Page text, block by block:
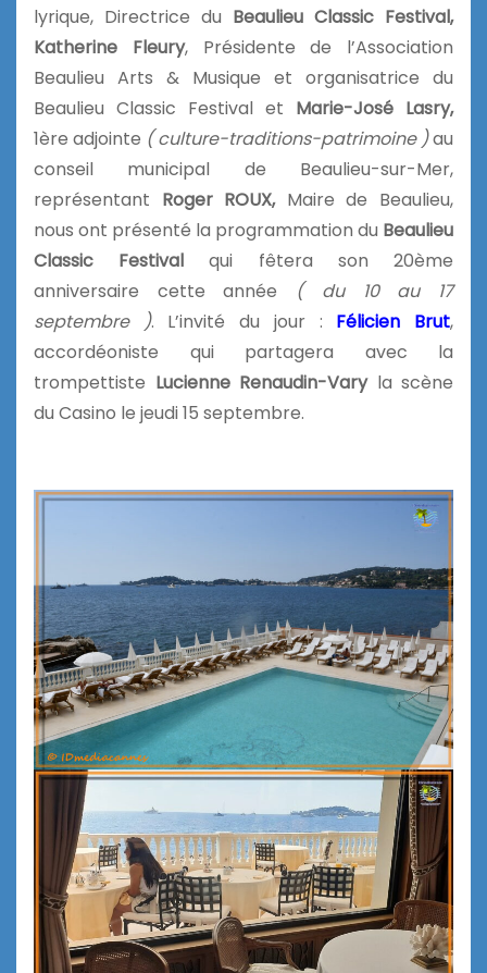
lyrique, Directrice du Beaulieu Classic Festival,
Katherine Fleury, Présidente de l’Association
Beaulieu Arts & Musique et organisatrice du
Beaulieu Classic Festival et Marie-José Lasry,
1ère adjointe ( culture-traditions-patrimoine )au
conseil municipal de Beaulieu-sur-Mer,
représentant Roger ROUX, Maire de Beaulieu,
nous ont présenté la programmation du Beaulieu
Classic Festivalqui fêtera son 20ème
anniversaire cette année ( du 10 au 17
septembre ). L’invité du jour : Félicien Brut,
accordéoniste qui partagera avec la
trompettiste Lucienne Renaudin-Varyla scène
du Casino le jeudi 15 septembre.